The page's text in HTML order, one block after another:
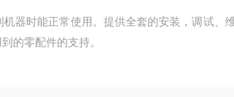
器时能正常使用。提供全套的安装，调试、
的零配件的支持。